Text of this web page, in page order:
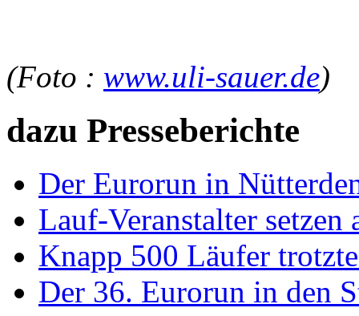
(Foto : www.uli-sauer.de)
dazu Presseberichte
Der Eurorun in
Lauf-Veranstalter
Knapp 500 Läufer
Der 36. Eurorun in den